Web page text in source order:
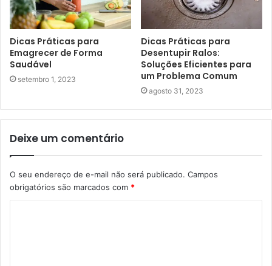
Dicas Práticas para
Emagrecer de Forma
Saudável
setembro 1, 2023
Dicas Práticas para
Desentupir Ralos:
Soluções Eficientes para
um Problema Comum
agosto 31, 2023
Deixe um comentário
O seu endereço de e-mail não será publicado. Campos
obrigatórios são marcados com *